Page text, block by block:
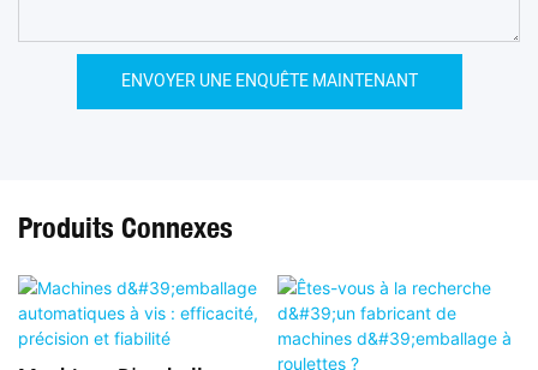
ENVOYER UNE ENQUÊTE MAINTENANT
Produits Connexes